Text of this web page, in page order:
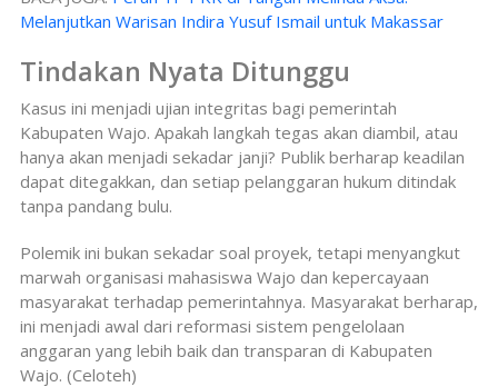
Melanjutkan Warisan Indira Yusuf Ismail untuk Makassar
Tindakan Nyata Ditunggu
Kasus ini menjadi ujian integritas bagi pemerintah
Kabupaten Wajo. Apakah langkah tegas akan diambil, atau
hanya akan menjadi sekadar janji? Publik berharap keadilan
dapat ditegakkan, dan setiap pelanggaran hukum ditindak
tanpa pandang bulu.
Polemik ini bukan sekadar soal proyek, tetapi menyangkut
marwah organisasi mahasiswa Wajo dan kepercayaan
masyarakat terhadap pemerintahnya. Masyarakat berharap,
ini menjadi awal dari reformasi sistem pengelolaan
anggaran yang lebih baik dan transparan di Kabupaten
Wajo. (Celoteh)